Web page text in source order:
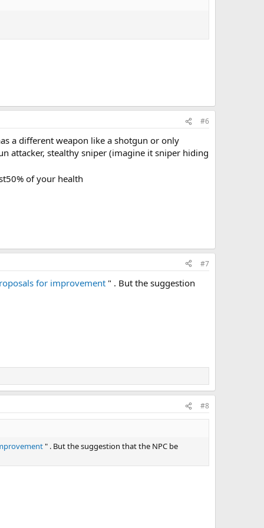
#6
a different weapon like a shotgun or only
attacker, stealthy sniper (imagine it sniper hiding
of your health
#7
for improvement " . But the suggestion
#8
" . But the suggestion that the NPC be